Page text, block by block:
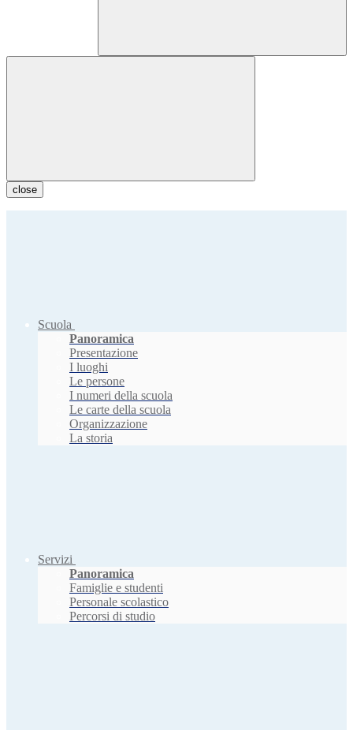
close
Scuola
Panoramica
Presentazione
I luoghi
Le persone
I numeri della scuola
Le carte della scuola
Organizzazione
La storia
Servizi
Panoramica
Famiglie e studenti
Personale scolastico
Percorsi di studio